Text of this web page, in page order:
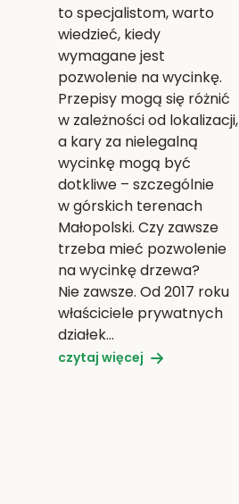
to specjalistom, warto
wiedzieć, kiedy
wymagane jest
pozwolenie na wycinkę.
Przepisy mogą się różnić
w zależności od lokalizacji,
a kary za nielegalną
wycinkę mogą być
dotkliwe – szczególnie
w górskich terenach
Małopolski. Czy zawsze
trzeba mieć pozwolenie
na wycinkę drzewa?
Nie zawsze. Od 2017 roku
właściciele prywatnych
działek…
czytaj więcej